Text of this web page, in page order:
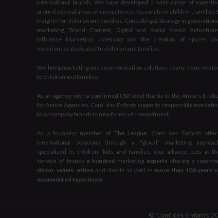
international brands. We have developed a wide range of
around several areas of competence: Research for children, families
Insights for children and families, Consulting & Strategy in
marketing, Brand Content, Digital and Social Media
Influence Marketing, Licensing and the creation of spaces
experiences dedicated to children and families.
We bring marketing and communication solutions to any issue
to children and families,
As anagency with a confirmed CSR level thanks to the Afnor's E-
for Active Agencies, Com' des Enfants supports responsible
to accompany brands in new forms of commitment.
As a founding member of The League, Com' des Enfants
international solutions through a "glocal" marketing
specialized in children, kids and families. Our alliance puts at
service of brands a hundred marketing experts sharing a
vision, values, ethics and clients as well as more than 100 years
accumulated experience.
© Com' des Enfants